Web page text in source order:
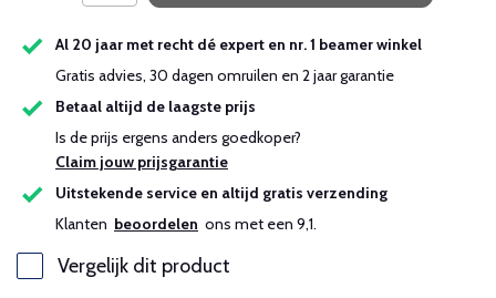
Uitverkocht
Al 20 jaar met recht dé expert en nr. 1 beamer winkel
Gratis advies, 30 dagen omruilen en 2 jaar garantie
Betaal altijd de laagste prijs
Is de prijs ergens anders goedkoper?
Claim jouw prijsgarantie
Uitstekende service en altijd gratis verzending
Klanten beoordelen ons met een 9,1.
Vergelijk dit product